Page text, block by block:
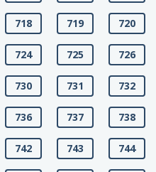
718 719 720
724 725 726
730 731 732
736 737 738
742 743 744